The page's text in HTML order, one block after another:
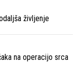
življenje
na operacijo srca